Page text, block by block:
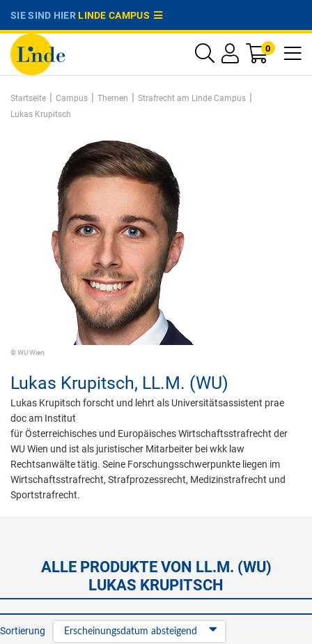
SIE SIND HIERLINDE CAMPUS
0
Startseite | Campus | Themen | Strafrecht am Linde Campus |
Lukas Krupitsch
© WU Wien
Lukas Krupitsch, LL.M. (WU)
Lukas Krupitsch forscht und lehrt als Universitätsassistent prae
doc am Institut
für Österreichisches und Europäisches Wirtschaftsstrafrecht der
WU Wien und ist als juristischer Mitarbeiter bei wkk law
Rechtsanwälte tätig. Seine Forschungsschwerpunkte liegen im
Wirtschaftsstrafrecht, Strafprozessrecht, Medizinstrafrecht und
Sportstrafrecht.
ALLE PRODUKTE VON LL.M. (WU)
LUKAS KRUPITSCH
Sortierung Erscheinungsdatum absteigend